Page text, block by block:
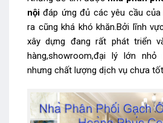
nội đáp ứng đủ các yêu cầu
ra cũng khá khó khăn.Bởi lĩnh
xây dựng đang rất phát triển
hàng,showroom,đại lý lớn
nhưng chất lượng dịch vụ chưa